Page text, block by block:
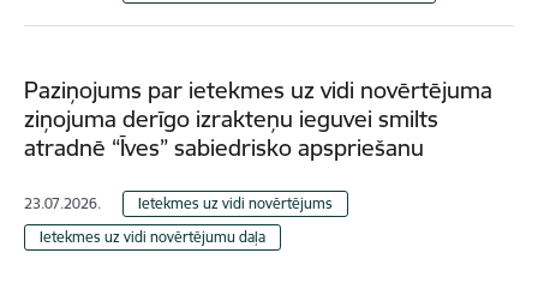
Paziņojums par ietekmes uz vidi novērtējuma
ziņojuma derīgo izrakteņu ieguvei smilts
atradnē “Īves” sabiedrisko apspriešanu
23.07.2026.
Ietekmes uz vidi novērtējums
Ietekmes uz vidi novērtējumu daļa